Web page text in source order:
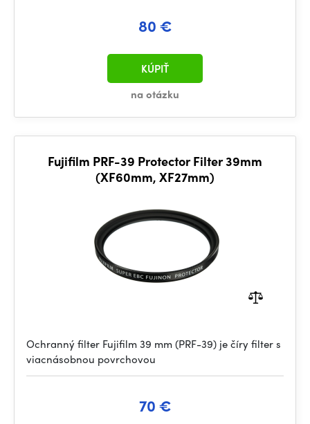
80 €
na otázku
KÚPIŤ
Fujifilm PRF-39 Protector Filter 39mm
(XF60mm, XF27mm)
Ochranný filter Fujifilm 39 mm (PRF-39) je číry filter s
viacnásobnou povrchovou
70 €